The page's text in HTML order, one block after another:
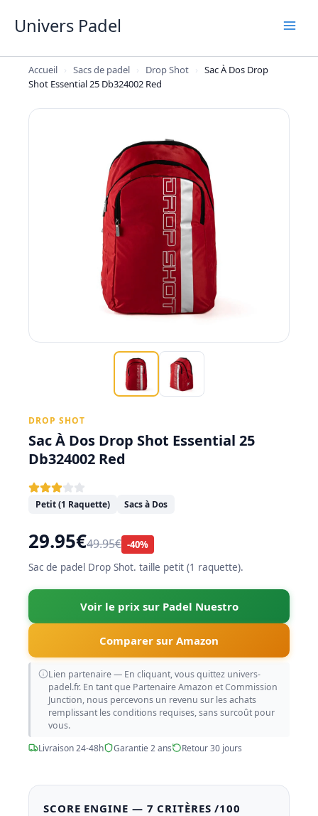
Univers Padel
Accueil › Sacs de padel › Drop Shot › Sac À Dos Drop
Shot Essential 25 Db324002 Red
DROP SHOT
Sac À Dos Drop Shot Essential 25
Db324002 Red
Petit (1 Raquette) Sacs à Dos
29.95€49.95€ -40%
Sac de padel Drop Shot. taille petit (1 raquette).
Voir le prix sur Padel Nuestro
Comparer sur Amazon
Lien partenaire — En cliquant, vous quittez univers-
padel.fr. En tant que Partenaire Amazon et Commission
Junction, nous percevons un revenu sur les achats
remplissant les conditions requises, sans surcoût pour
vous.
Livraison 24-48h
Garantie 2 ans Retour 30 jours
SCORE ENGINE — 7 CRITÈRES /100